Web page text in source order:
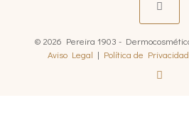
© 2026 Pereira 1903 -
Aviso Legal | Política de Privacidad